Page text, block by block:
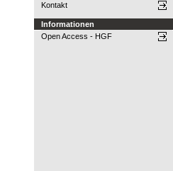
Kontakt
Informationen
Open Access - HGF